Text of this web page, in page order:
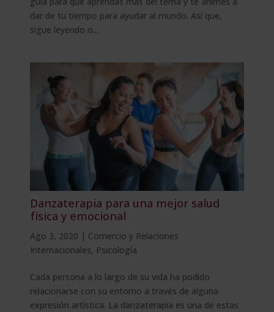
dar de tu tiempo para ayudar al mundo. Así que,
sigue leyendo o...
Danzaterapia para una mejor salud
física y emocional
Ago 3, 2020 | Comercio y Relaciones
Internacionales, Psicología
Cada persona a lo largo de su vida ha podido
relacionarse con su entorno a través de alguna
expresión artística. La danzaterapia es una de estas